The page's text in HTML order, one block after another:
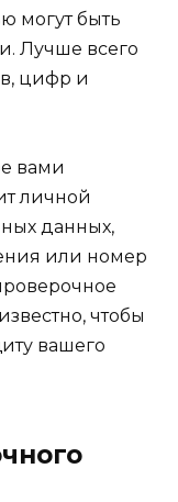
могут быть
Лучше всего
цифр и
вами
личной
данных,
или номер
чтобы
вашего